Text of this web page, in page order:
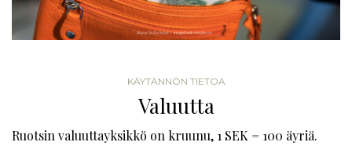
KÄYTÄNNÖN TIETOA
Valuutta
Ruotsin valuuttayksikkö on kruunu, 1 SEK = 100 äyriä.